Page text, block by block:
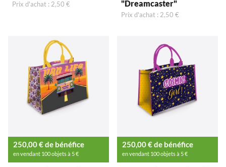
Prix d'achat : 2,50 € "Dreamcaster"
Prix d'achat : 2,50 €
250,00 € de bénéfice
en vendant 100 objets à 5 €
250,00 € de bénéfice
en vendant 100 objets à 5 €